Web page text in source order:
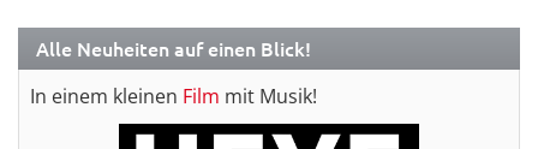
Alle Neuheiten auf einen Blick!
In einem kleinen Film mit Musik!